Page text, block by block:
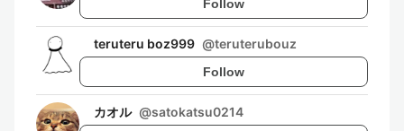
Follow
teruteru boz999 @teruterubouz
Follow
カオル @satokatsu0214